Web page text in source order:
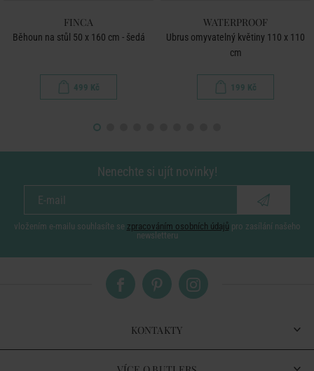
FINCA
Běhoun na stůl 50 x 160 cm - šedá
499 Kč
WATERPROOF
Ubrus omyvatelný květiny 110 x 110
cm
199 Kč
Nenechte si ujít novinky!
vložením e-mailu souhlasíte se zpracováním osobních údajů pro zasílání našeho
newsletteru
KONTAKTY